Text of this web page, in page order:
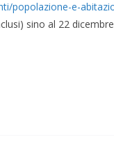
popolazione-e-
sino al 22